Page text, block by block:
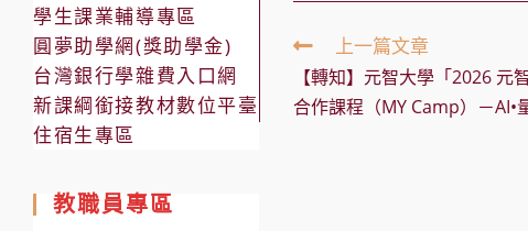
Read
more
articles
上一篇文章
【轉知】元智大學「2026 元
合作課程（MY Camp）－AI•
學生課業輔導專區
圓夢助學網(獎助學金)
台灣銀行學雜費入口網
新課綱銜接教材數位平臺
住宿生專區
教職員專區